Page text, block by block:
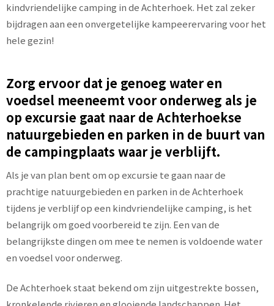
kindvriendelijke camping in de Achterhoek. Het zal zeker
bijdragen aan een onvergetelijke kampeerervaring voor het
hele gezin!
Zorg ervoor dat je genoeg water en
voedsel meeneemt voor onderweg als je
op excursie gaat naar de Achterhoekse
natuurgebieden en parken in de buurt van
de campingplaats waar je verblijft.
Als je van plan bent om op excursie te gaan naar de
prachtige natuurgebieden en parken in de Achterhoek
tijdens je verblijf op een kindvriendelijke camping, is het
belangrijk om goed voorbereid te zijn. Een van de
belangrijkste dingen om mee te nemen is voldoende water
en voedsel voor onderweg.
De Achterhoek staat bekend om zijn uitgestrekte bossen,